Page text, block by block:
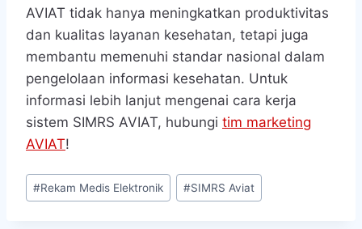
AVIAT tidak hanya meningkatkan produktivitas
dan kualitas layanan kesehatan, tetapi juga
membantu memenuhi standar nasional dalam
pengelolaan informasi kesehatan. Untuk
informasi lebih lanjut mengenai cara kerja
sistem SIMRS AVIAT, hubungi tim marketing
AVIAT!
Post
Tags:
#Rekam Medis Elektronik #SIMRS Aviat